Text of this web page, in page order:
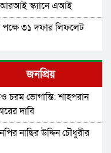
স্ক্যানে এআই
পক্ষে ৩১ দফার লিফলেট
কাঠামো মেরামত’ ৩১
গণসংযোগ
নেই! খাসজমি দখল করে
বাজার কমিটির নেতা
দীর্ঘ ৯ ঘণ্টা বিদ্যুৎ
জনপ্রিয়
ভোগান্তি: শাহপরান
দাবি
নাছির উদ্দিন চৌধুরীর